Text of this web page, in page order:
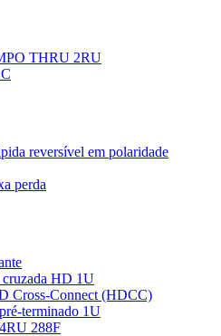
THRU 2RU
reversível em polaridade
perda
cruzada HD 1U
Cross-Connect (HDCC)
terminado 1U
288F